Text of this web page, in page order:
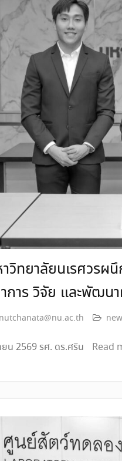
วิทยาลัยนเรศวรผ
การ วิจัย และพัฒ
nutchanata@nu.ac.th
น 2569 รศ. ดร.ศริน Read